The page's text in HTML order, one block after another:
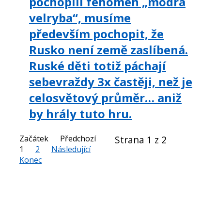
velryba“, musíme
především pochopit, že
Rusko není země zaslíbená.
Ruské děti totiž páchají
sebevraždy 3x častěji, než je
celosvětový průměr… aniž
by hrály tuto hru.
Strana 1 z 2
Začátek
Předchozí
1
2
Následující
Konec